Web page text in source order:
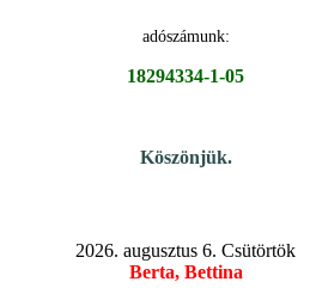
adószámunk:
18294334-1-05
Köszönjük.
2026. augusztus 6. Csütörtök
Berta, Bettina